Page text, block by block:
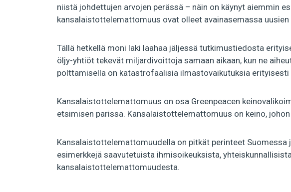
niistä johdettujen arvojen perässä – näin on käynyt aiemmin
kansalaistottelemattomuus ovat olleet avainasemassa uusien
Tällä hetkellä moni laki laahaa jäljessä tutkimustiedosta
öljy-yhtiöt tekevät miljardivoittoja samaan aikaan, kun ne
polttamisella on katastrofaalisia ilmastovaikutuksia erityisesti
Kansalaistottelemattomuus on osa Greenpeacen
etsimisen parissa. Kansalaistottelemattomuus on keino,
Kansalaistottelemattomuudella on pitkät perinteet
esimerkkejä saavutetuista ihmisoikeuksista,
kansalaistottelemattomuudesta.